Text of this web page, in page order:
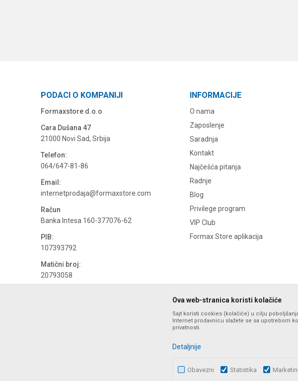
PODACI O KOMPANIJI
Formaxstore d.o.o
Cara Dušana 47
21000 Novi Sad, Srbija
Telefon:
064/647-81-86
Email:
internetprodaja@formaxstore.com
Račun
Banka Intesa 160-377076-62
PIB:
107393792
Matični broj:
20793058
INFORMACIJE
O nama
Zaposlenje
Saradnja
Kontakt
Najčešća pitanja
Radnje
Blog
Privilege program
VIP Club
Formax Store aplikacija
Nastojimo da budemo što precizniji u opisu proizvoda, prikazu slika i samih cena,
ponude i ne podrazumeva da su dostupni u svakom trenutku.
Ova web-stranica koristi kolačiće
Sajt koristi cookies (kolačiće) u cilju
Internet prodavnicu slažete se sa upotrebom
privatnosti.
Detaljnije
Obavezni Statistika